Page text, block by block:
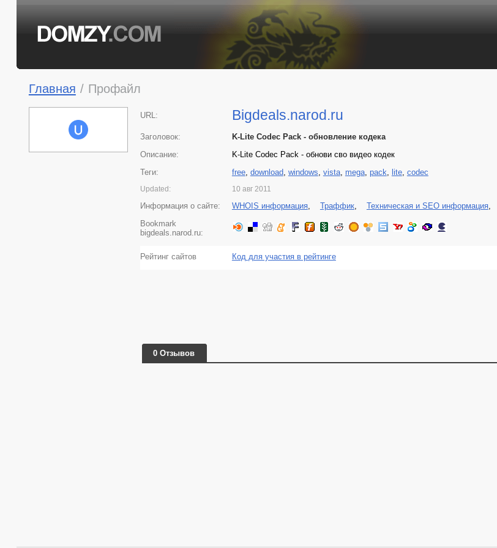
Главная / Профайл
URL: Bigdeals.narod.ru
Заголовок:
K-Lite Codec Pack - обновление кодека
Описание:
K-Lite Codec Pack - обнови сво видео кодек
Теги:
free, download, windows, vista, mega, pack, lite, codec
Updated: 10 авг 2011
Информация о сайте: WHOIS информация, Траффик, Техническая и SEO информация,
Bookmark
bigdeals.narod.ru:
Рейтинг сайтов Код для участия в рейтинге
0 Отзывов